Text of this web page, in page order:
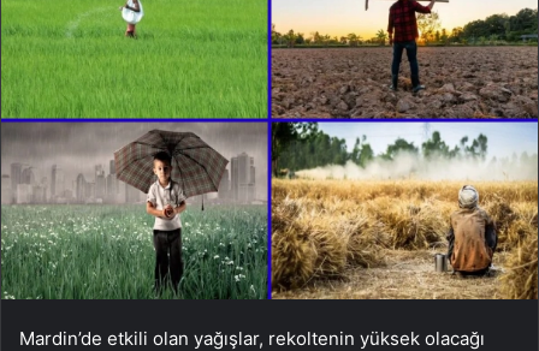
Mardin’de etkili olan yağışlar, rekoltenin yüksek olacağı